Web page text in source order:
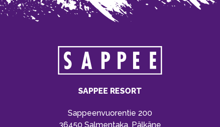
SAPPEE RESORT
Sappeenvuorentie 200
36450 Salmentaka, Pälkäne